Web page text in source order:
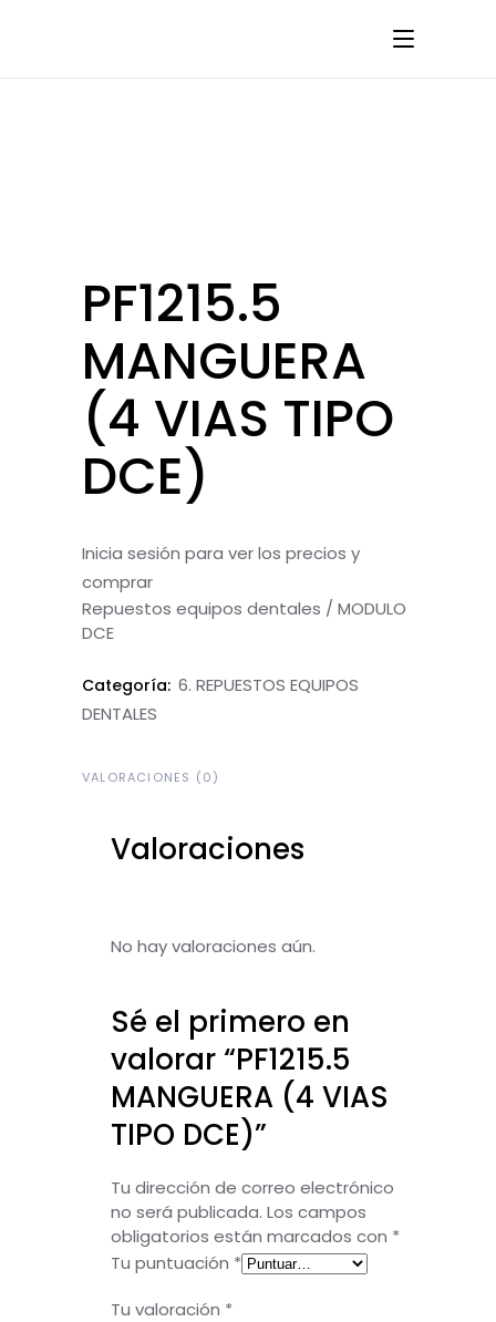
PF1215.5
MANGUERA
(4 VIAS TIPO
DCE)
Inicia sesión para ver los precios y
comprar
Repuestos equipos dentales / MODULO
DCE
Categoría: 6. REPUESTOS EQUIPOS
DENTALES
VALORACIONES (0)
Valoraciones
No hay valoraciones aún.
Sé el primero en
valorar “PF1215.5
MANGUERA (4 VIAS
TIPO DCE)”
Tu dirección de correo electrónico
no será publicada. Los campos
obligatorios están marcados con *
Tu puntuación *
Tu valoración *